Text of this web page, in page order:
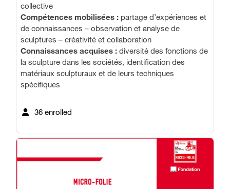
collective
Compétences mobilisées : partage d’expériences et
de connaissances – observation et analyse de
sculptures – créativité et collaboration
Connaissances acquises : diversité des fonctions de
la sculpture dans les sociétés, identification des
matériaux sculpturaux et de leurs techniques
spécifiques
36 enrolled